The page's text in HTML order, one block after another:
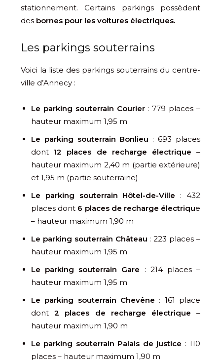
stationnement. Certains parkings possèdent
des bornes pour les voitures électriques.
Les parkings souterrains
Voici la liste des parkings souterrains du centre-
ville d’Annecy :
Le parking souterrain Courier: 779 places –
hauteur maximum 1,95 m
Le parking souterrain Bonlieu : 693 places
dont 12 places de recharge électrique –
hauteur maximum 2,40 m (partie extérieure)
et 1,95 m (partie souterraine)
Le parking souterrain Hôtel-de-Ville : 432
places dont 6 places de recharge électrique
– hauteur maximum 1,90 m
Le parking souterrain Château : 223 places –
hauteur maximum 1,95 m
Le parking souterrain Gare : 214 places –
hauteur maximum 1,95 m
Le parking souterrain Chevêne : 161 place
dont2 places de recharge électrique –
hauteur maximum 1,90 m
Le parking souterrain Palais de justice : 110
places – hauteur maximum 1,90 m